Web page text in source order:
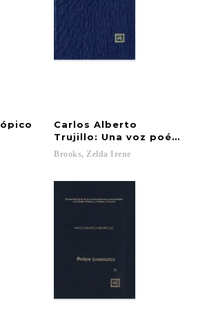
Carlos Alberto
Trujillo: Una voz poética
Brooks, Zelda Irene